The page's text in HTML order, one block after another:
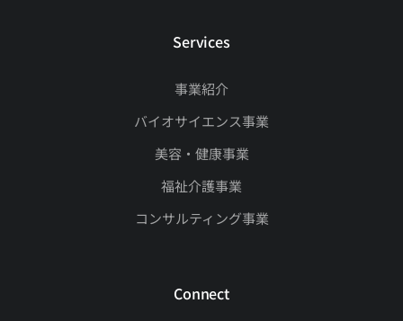
Services
事業紹介
バイオサイエンス事業
美容・健康事業
福祉介護事業
コンサルティング事業
Connect